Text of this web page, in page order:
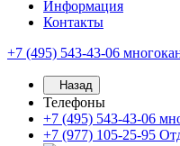
Информация
Контакты
+7 (495) 543-43-06
Назад
Телефоны
+7 (495) 543-43-06
+7 (977) 105-25-95